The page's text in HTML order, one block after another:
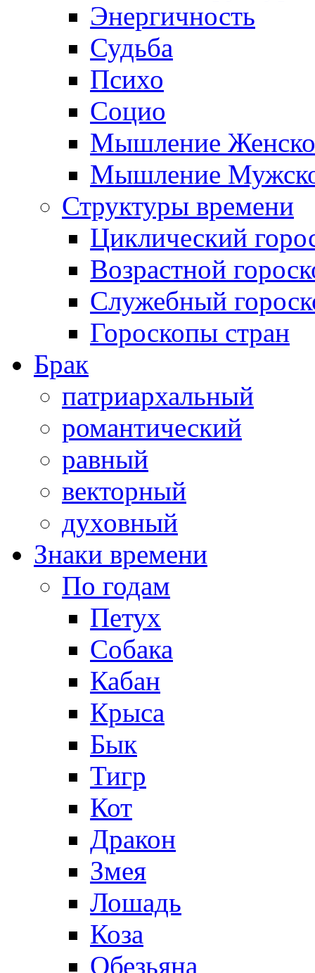
Энергичность
Судьба
Психо
Социо
Мышление
Мышление
Структуры времени
Циклический
Возрастной
Служебный
Гороскопы стран
Брак
патриархальный
романтический
равный
векторный
духовный
Знаки времени
По годам
Петух
Собака
Кабан
Крыса
Бык
Тигр
Кот
Дракон
Змея
Лошадь
Коза
Обезьяна